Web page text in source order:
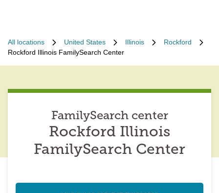
All locations United States Illinois
Rockford
Rockford Illinois FamilySearch Center
FamilySearch center
Rockford Illinois
FamilySearch Center